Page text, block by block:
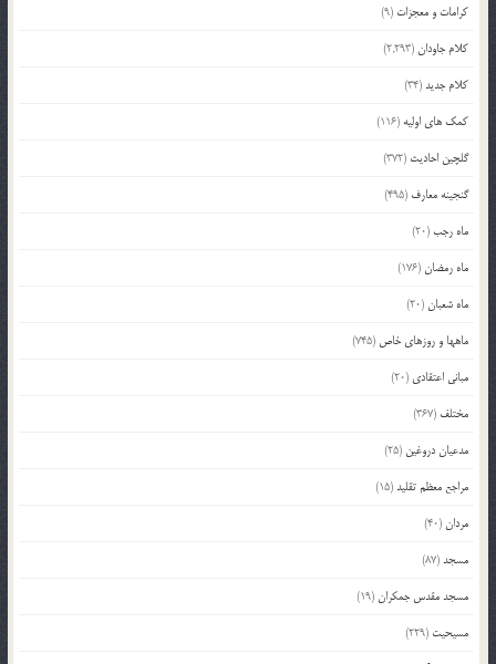
کرامات و معجزات (9)
کلام جاودان(2,293)
کلام جدید(34)
کمک های اولیه (116)
گلچین احادیث (372)
گنجینه معارف (495)
ماه رجب(20)
ماه رمضان(176)
ماه شعبان(20)
ماهها و روزهای خاص (745)
مبانی اعتقادی (20)
مختلف (367)
مدعیان دروغین (25)
مراجع معظم تقلید(15)
مردان(40)
مسجد(87)
مسجد مقدس جمکران(19)
مسیحیت (229)